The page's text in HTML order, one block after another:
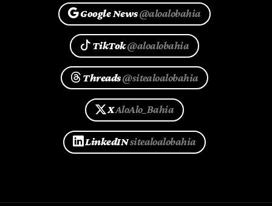
Google News@aloalobahia
TikTok@aloalobahia
Threads@sitealoalobahia
XAloAlo_Bahia
LinkedINsitealoalobahia